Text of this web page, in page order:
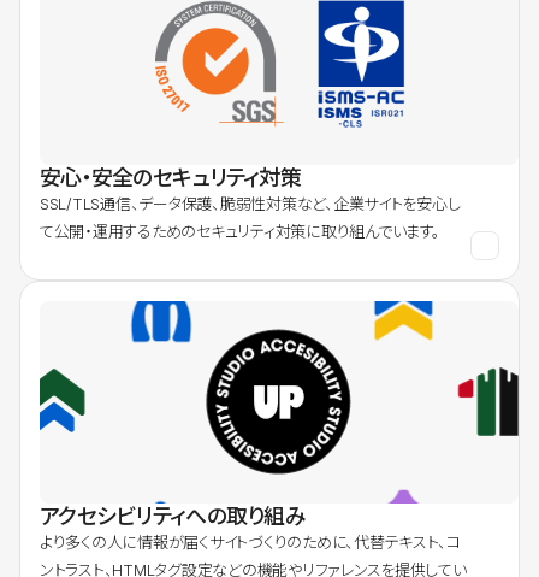
安心・安全のセキュリティ対策
SSL/TLS通信、データ保護、脆弱性対策など、企業サイトを安心し
て公開・運用するためのセキュリティ対策に取り組んでいます。
アクセシビリティへの取り組み
より多くの人に情報が届くサイトづくりのために、代替テキスト、コ
ントラスト、HTMLタグ設定などの機能やリファレンスを提供してい